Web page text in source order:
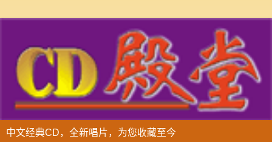
中文经典CD，全新唱片，为您收藏至今